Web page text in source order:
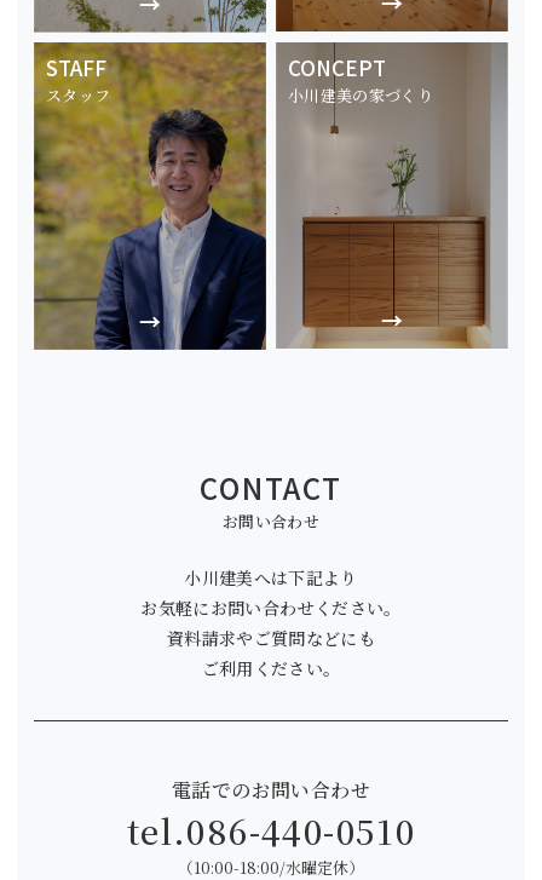
STAFF
スタッフ
CONCEPT
小川建美の家づくり
CONTACT
お問い合わせ
小川建美へは下記より
お気軽にお問い合わせください。
資料請求やご質問などにも
ご利用ください。
電話でのお問い合わせ
tel.086-440-0510
（10:00-18:00/水曜定休）